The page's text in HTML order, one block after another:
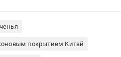
покрытием Китай